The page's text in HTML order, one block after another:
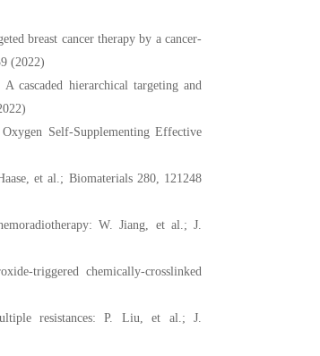
breast cancer therapy by a cancer-
(2022)
cascaded hierarchical targeting and
Self-Supplementing Effective
et al.; Biomaterials 280, 121248
W. Jiang, et al.; J.
triggered chemically-crosslinked
resistances: P. Liu, et al.; J.